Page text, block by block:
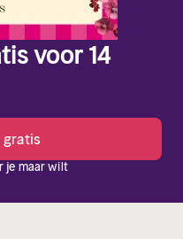
voor 14
gratis
je maar wilt